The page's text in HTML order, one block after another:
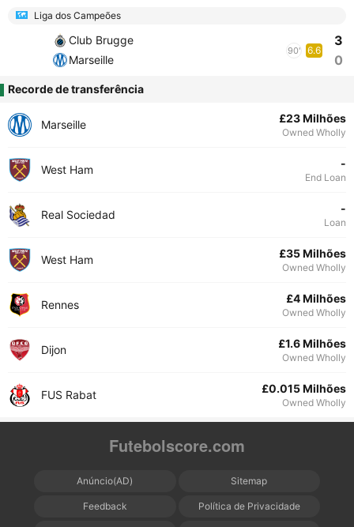
Liga dos Campeões
Club Brugge
Marseille
90' 6.6
3
0
Recorde de transferência
Marseille £23 Milhões
Owned Wholly
West Ham -
End Loan
Real Sociedad -
Loan
West Ham £35 Milhões
Owned Wholly
Rennes £4 Milhões
Owned Wholly
Dijon £1.6 Milhões
Owned Wholly
FUS Rabat £0.015 Milhões
Owned Wholly
Futebolscore.com
Anúncio(AD) Sitemap
Feedback Política de Privacidade